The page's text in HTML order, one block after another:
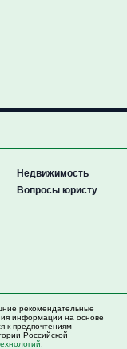
Недвижимость
Вопросы юристу
рекомендательные
информации на основе
к предпочтениям
Российской